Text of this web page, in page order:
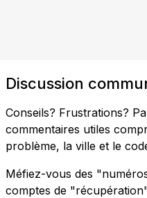
Discussion
Conseils? Frustrations?
commentaires utiles
problème, la ville et le
Méfiez-vous des
comptes de